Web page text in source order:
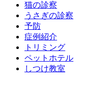
猫の診察
うさぎの診察
予防
症例紹介
トリミング
ペットホテル
しつけ教室